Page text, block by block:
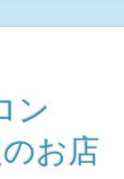
ン
お店